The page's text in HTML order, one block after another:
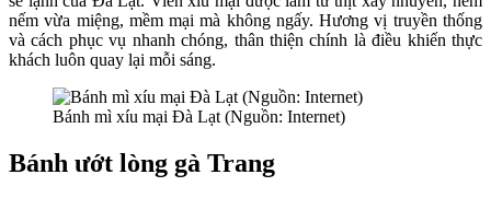
nếm vừa miệng, mềm mại mà không ngấy. Hương vị truyền thống
và cách phục vụ nhanh chóng, thân thiện chính là điều khiến thực
khách luôn quay lại mỗi sáng.
Bánh mì xíu mại Đà Lạt (Nguồn: Internet)
Bánh ướt lòng gà Trang